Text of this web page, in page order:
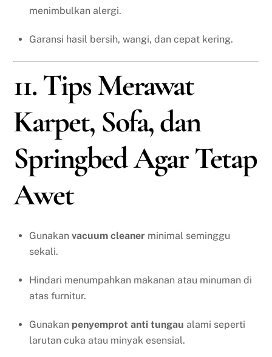
menimbulkan alergi.
Garansi hasil bersih, wangi, dan cepat kering.
11. Tips Merawat
Karpet, Sofa, dan
Springbed Agar Tetap
Awet
Gunakan vacuum cleaner minimal seminggu
sekali.
Hindari menumpahkan makanan atau minuman di
atas furnitur.
Gunakan penyemprot anti tungau alami seperti
larutan cuka atau minyak esensial.